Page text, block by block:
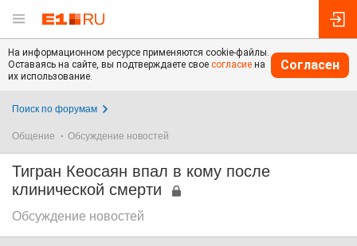
На информационном ресурсе применяются cookie-файлы.
Оставаясь на сайте, вы подтверждаете свое согласие на
их использование.
Согласен
Поиск по форумам
Общение Обсуждение новостей
Тигран Кеосаян впал в кому после
клинической смерти
Обсуждение новостей